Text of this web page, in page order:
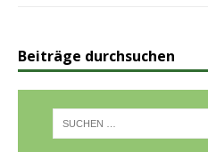
Beiträge durchsuchen